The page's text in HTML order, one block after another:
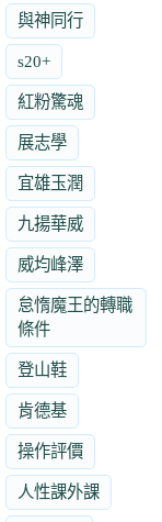
與神同行
s20+
紅粉驚魂
展志學
宜雄玉潤
九揚華威
威均峰澤
怠惰魔王的轉職
條件
登山鞋
肯德基
操作評價
人性課外課